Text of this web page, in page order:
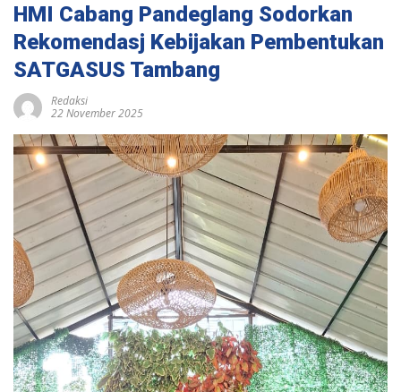
HMI Cabang Pandeglang Sodorkan
Rekomendasj Kebijakan Pembentukan
SATGASUS Tambang
Redaksi
22 November 2025